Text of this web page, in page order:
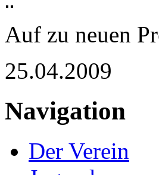
Auf zu neuen
25.04.2009
Navigation
Der Verein